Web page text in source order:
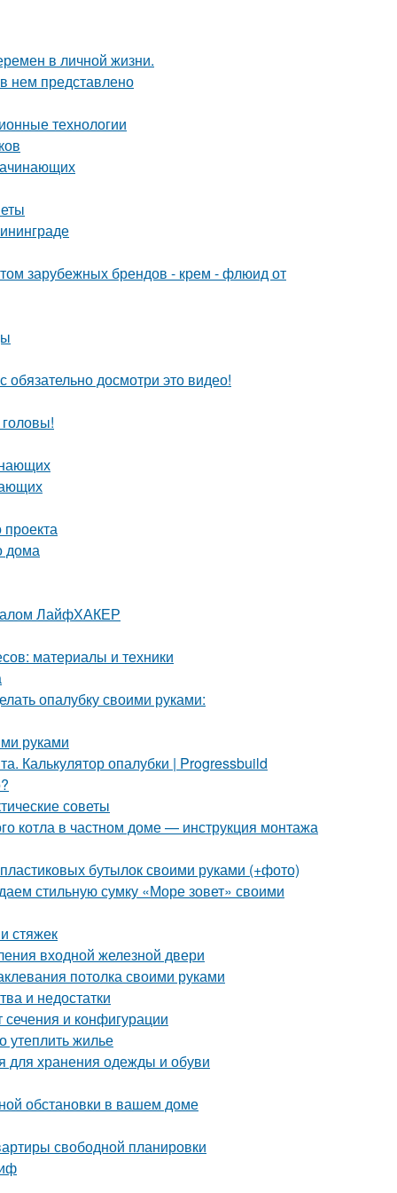
в личной жизни.
нем представлено
технологии
зарубежных брендов - крем - флюид от
досмотри это видео!
дома
ЛайфХАКЕР
материалы и техники
опалубку своими руками:
руками
Калькулятор опалубки | Progressbuild
советы
котла в частном доме — инструкция монтажа
бутылок своими руками (+фото)
стильную сумку «Море зовет» своими
стяжек
входной железной двери
потолка своими руками
и недостатки
и конфигурации
утеплить жилье
хранения одежды и обуви
обстановки в вашем доме
свободной планировки